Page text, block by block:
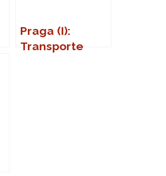
Praga (I):
Transporte